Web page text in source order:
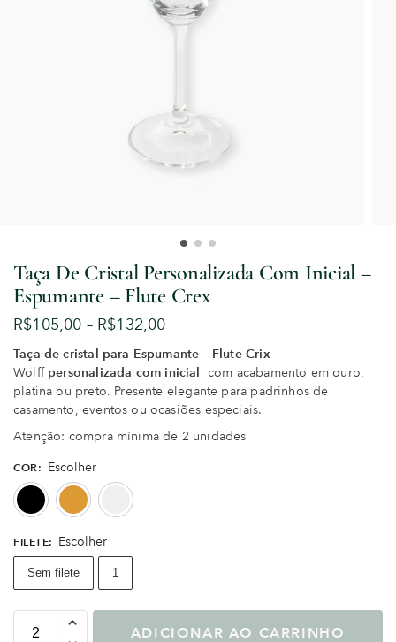
Taça De Cristal Personalizada Com Inicial –
Espumante – Flute Crex
R$105,00 – R$132,00
Taça de cristal para Espumante – Flute Crix
Wolffpersonalizada com inicial
com acabamento em ouro,
platina ou preto. Presente elegante para padrinhos de
casamento, eventos ou ocasiões especiais.
Atenção: compra mínima de 2 unidades
COR : Escolher
Preto
FILETE: Escolher
Sem filete 1
ADICIONAR AO CARRINHO